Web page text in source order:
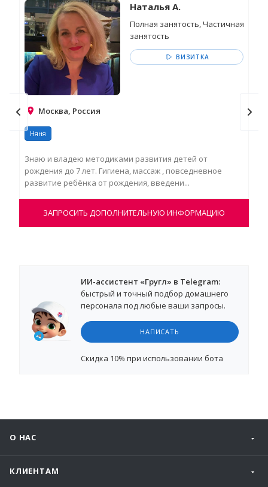
Наталья А.
Полная занятость, Частичная
занятость
ВИЗИТКА
Москва, Россия
Няня
Знаю и владею методиками развития детей от
рождения до 7 лет. Гигиена, массаж , повседневное
развитие ребёнка от рождения, введени...
ЗАПРОСИТЬ ДОПОЛНИТЕЛЬНУЮ ИНФОРМАЦИЮ
ИИ-ассистент «Гругл» в Telegram:
быстрый и точный подбор домашнего
персонала под любые ваши запросы.
НАПИСАТЬ
Cкидка 10% при использовании бота
О НАС
КЛИЕНТАМ